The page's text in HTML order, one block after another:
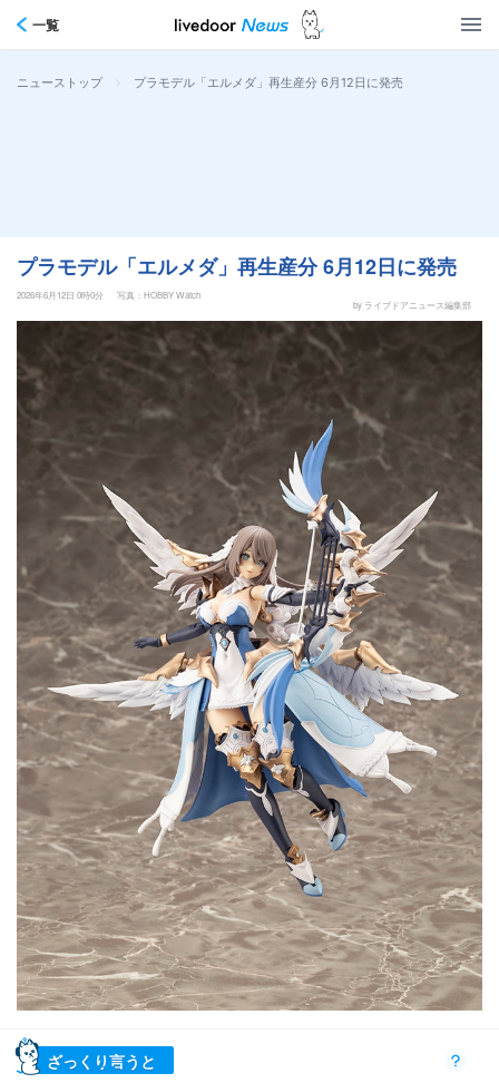
一覧
ニューストップ > プラモデル「エルメダ」再生産分 6月12日に発売
プラモデル「エルメダ」再生産分 6月12日に発売
2026年6月12日 0時0分
写真：HOBBY Watch
by ライブドアニュース編集部
ざっくり言うと